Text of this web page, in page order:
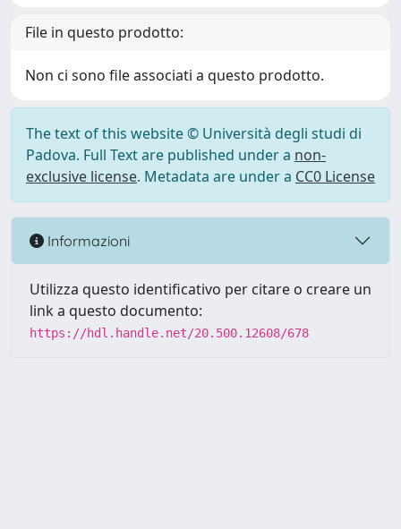
File in questo prodotto:
Non ci sono file associati a questo prodotto.
The text of this website © Università degli studi di
Padova. Full Text are published under a non-
exclusive license. Metadata are under a CC0 License
Informazioni
Utilizza questo identificativo per citare o creare un
link a questo documento:
https://hdl.handle.net/20.500.12608/678